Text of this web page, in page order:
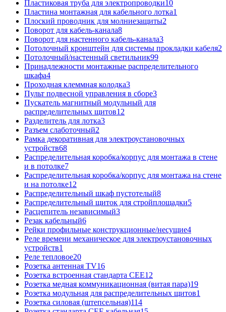
Пластиковая труба для электропроводки10
Пластина монтажная для кабельного лотка1
Плоский проводник для молниезащиты2
Поворот для кабель-канала8
Поворот для настенного кабель-канала3
Потолочный кронштейн для системы прокладки кабеля2
Потолочный/настенный светильник99
Принадлежности монтажные распределительного
шкафа4
Проходная клеммная колодка3
Пульт подвесной управления в сборе3
Пускатель магнитный модульный для
распределительных щитов12
Разделитель для лотка3
Разъем слаботочный2
Рамка декоративная для электроустановочных
устройств68
Распределительная коробка/корпус для монтажа в стене
и в потолке7
Распределительная коробка/корпус для монтажа на стене
и на потолке12
Распределительный шкаф пустотелый8
Распределительный щиток для стройплощадки5
Расцепитель независимый3
Резак кабельный6
Рейки профильные конструкционные/несущие4
Реле времени механическое для электроустановочных
устройств1
Реле тепловое20
Розетка антенная TV16
Розетка встроенная стандарта CEE12
Розетка медная коммуникационная (витая пара)19
Розетка модульная для распределительных щитов1
Розетка силовая (штепсельная)114